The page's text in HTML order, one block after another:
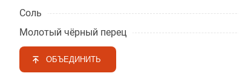
Соль
Молотый чёрный перец
ОБЪЕДИНИТЬ